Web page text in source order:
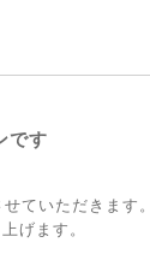
です
ていただきます。
げます。